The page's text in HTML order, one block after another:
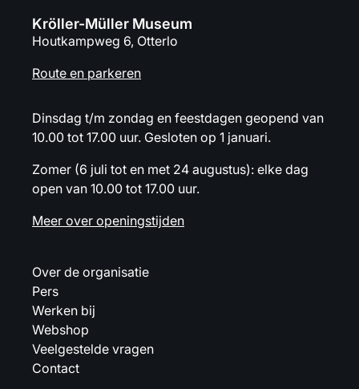
Kröller-Müller Museum
Houtkampweg 6, Otterlo
Route en parkeren
Dinsdag t/m zondag en feestdagen geopend van
10.00 tot 17.00 uur. Gesloten op 1 januari.
Zomer (6 juli tot en met 24 augustus): elke dag
open van 10.00 tot 17.00 uur.
Meer over openingstijden
Over de organisatie
Pers
Werken bij
Webshop
Veelgestelde vragen
Contact